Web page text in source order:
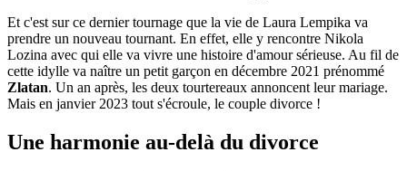
Et c'est sur ce dernier tournage que la vie de Laura Lempika va
prendre un nouveau tournant. En effet, elle y rencontre Nikola
Lozina avec qui elle va vivre une histoire d'amour sérieuse. Au fil de
cette idylle va naître un petit garçon en décembre 2021 prénommé
Zlatan. Un an après, les deux tourtereaux annoncent leur mariage.
Mais en janvier 2023 tout s'écroule, le couple divorce !
Une harmonie au-delà du divorce